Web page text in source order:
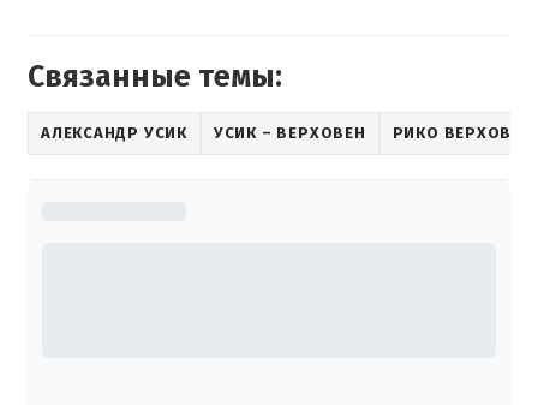
Связанные темы:
АЛЕКСАНДР УСИК УСИК – ВЕРХОВЕН РИКО ВЕРХОВЕН